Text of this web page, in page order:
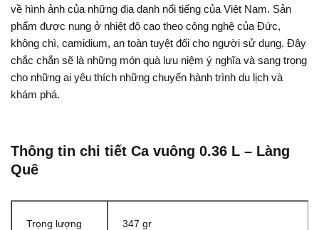
về hình ảnh của những địa danh nổi tiếng của Việt Nam. Sản
phẩm được nung ở nhiệt độ cao theo công nghệ của Đức,
không chì, camidium, an toàn tuyệt đối cho người sử dụng. Đây
chắc chắn sẽ là những món quà lưu niệm ý nghĩa và sang trọng
cho những ai yêu thích những chuyến hành trình du lịch và
khám phá.
Thông tin chi tiết Ca vuông 0.36 L – Làng
Quê
Trọng lượng 347 gr